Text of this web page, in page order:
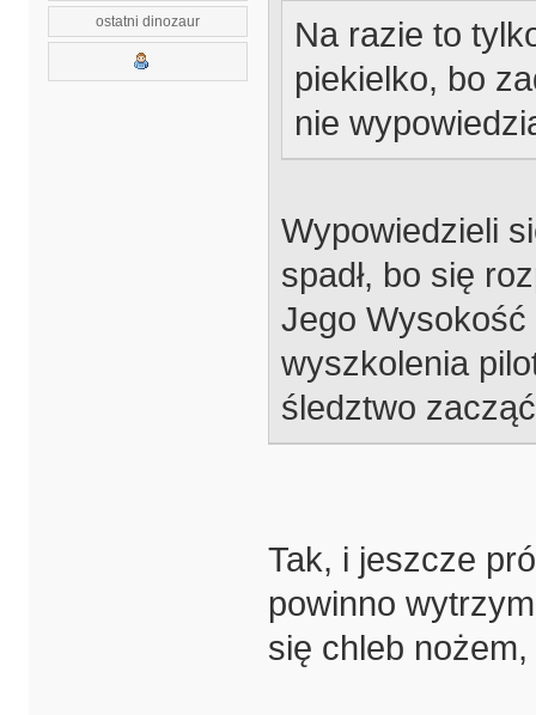
ostatni dinozaur
Na razie to
piekielko, bo
nie
Wypowiedzieli
spadł, bo się
Jego
wyszkolenia
śledztwo
Tak, i jeszcze
powinno
się chleb